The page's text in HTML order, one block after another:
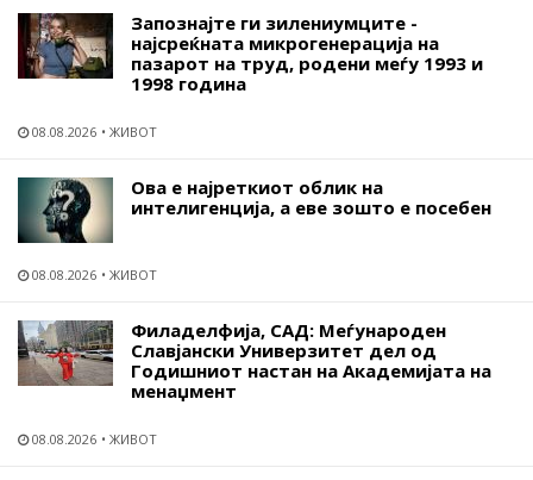
Запознајте ги зилениумците -
најсреќната микрогенерација на
пазарот на труд, родени меѓу 1993 и
1998 година
08.08.2026 ЖИВОТ
Ова е најреткиот облик на
интелигенција, а еве зошто е посебен
08.08.2026 ЖИВОТ
Филаделфија, САД: Меѓународен
Славјански Универзитет дел од
Годишниот настан на Академијата на
менаџмент
08.08.2026 ЖИВОТ